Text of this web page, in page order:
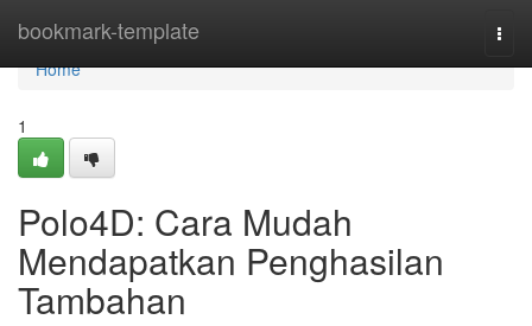
bookmark-template
Home
Home
1
Polo4D: Cara Mudah
Mendapatkan Penghasilan
Tambahan